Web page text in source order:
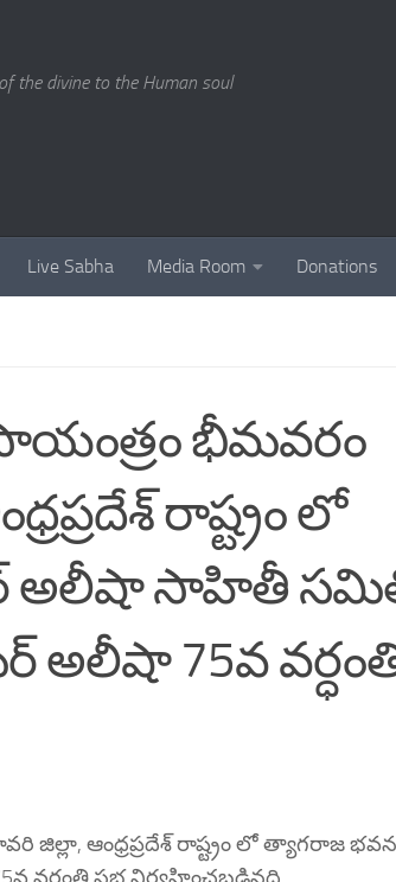
the divine to the Human soul
Live Sabha Media Room Donations
సాయంత్రం భీమవరం
రాష్ట్రం లో
అలీషా సాహితీ
అలీషా 75వ
జిల్లా, ఆంధ్రప్రదేశ్ రాష్ట్రం లో త్యాగరాజ